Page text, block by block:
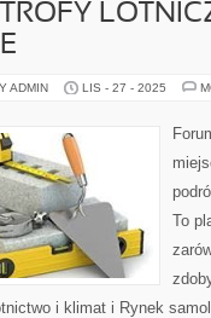
ADMIN LIS - 27 - 2025
To
i klimat i Rynek